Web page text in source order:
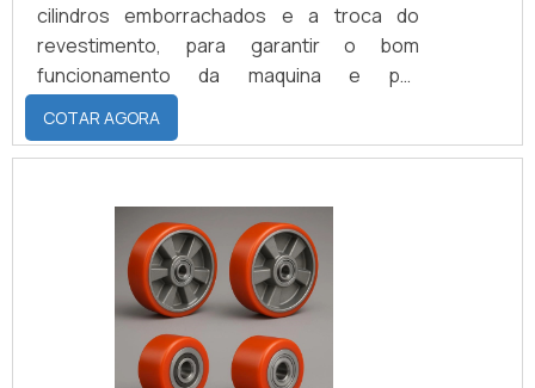
cilindros emborrachados e a troca do
revestimento, para garantir o bom
funcionamento da maquina e por
consequência a excelência dos processos.
O rolete revestido pode ser utilizado em
vários segmentos do mercado, como:
Moveleira; Curtumes; Alimentício. Por esse
motivo é essencial que o cliente escolha
uma empresa seria e que preze a qualidade
de todos os materiais utilizados .
COTAR AGORA